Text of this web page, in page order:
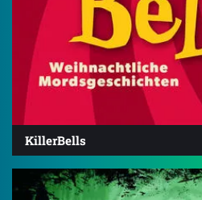
KillerBells